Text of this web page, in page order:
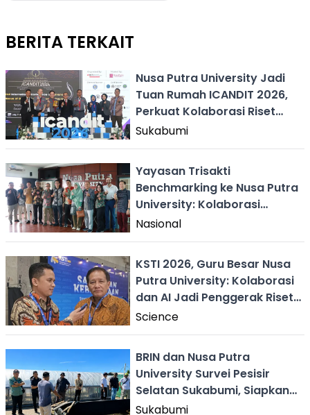
BERITA TERKAIT
Nusa Putra University Jadi
Tuan Rumah ICANDIT 2026,
Perkuat Kolaborasi Riset
Global
Sukabumi
Yayasan Trisakti
Benchmarking ke Nusa Putra
University: Kolaborasi
Pengembangan Pendidikan
Tinggi
Nasional
KSTI 2026, Guru Besar Nusa
Putra University: Kolaborasi
dan AI Jadi Penggerak Riset
Strategis Nasional
Science
BRIN dan Nusa Putra
University Survei Pesisir
Selatan Sukabumi, Siapkan
Riset Produksi Garam
Sukabumi